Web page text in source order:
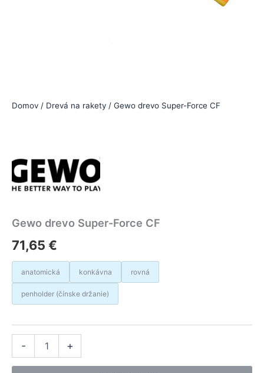
Domov / Drevá na rakety / Gewo drevo Super-Force CF
Gewo drevo Super-Force CF
71,65 €
anatomická konkávna rovná
penholder (čínske držanie)
- +